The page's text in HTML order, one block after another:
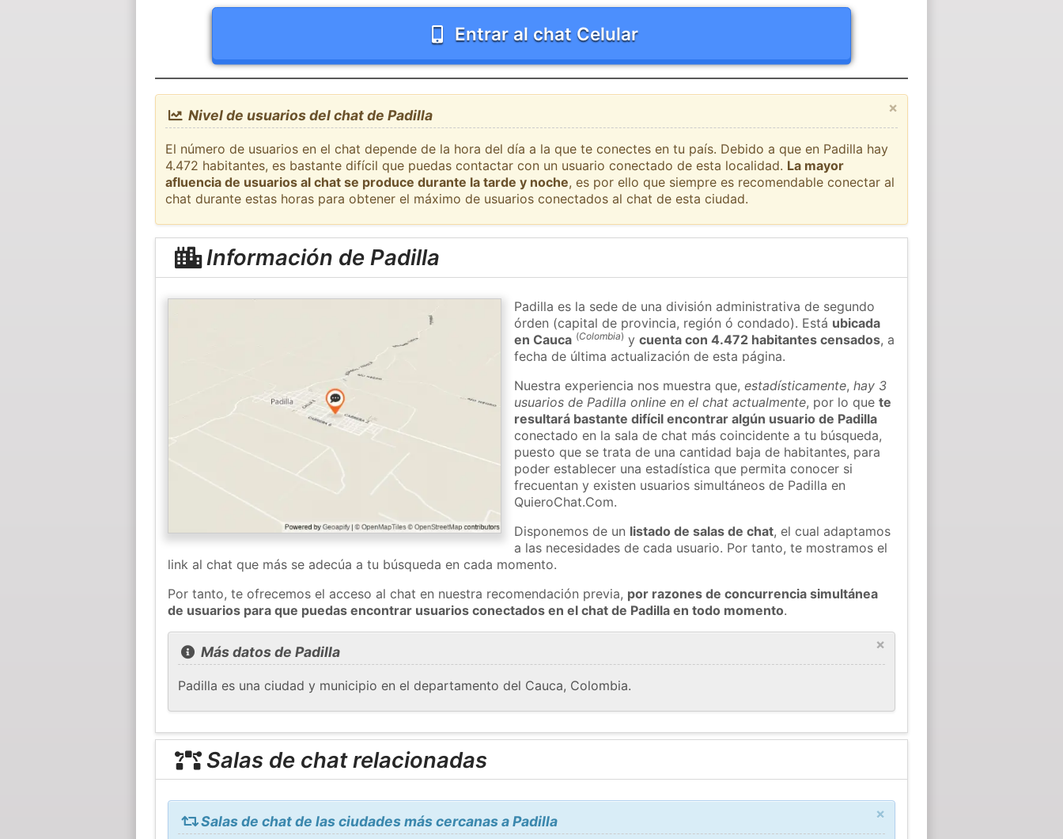
Entrar al chat Celular
×
Nivel de usuarios del chat de Padilla
El número de usuarios en el chat depende de la hora del día a la que te conectes en tu país. Debido a que en Padilla hay
4.472 habitantes, es bastante difícil que puedas contactar con un usuario conectado de esta localidad. La mayor
afluencia de usuarios al chat se produce durante la tarde y noche, es por ello que siempre es recomendable conectar al
chat durante estas horas para obtener el máximo de usuarios conectados al chat de esta ciudad.
Información de Padilla
Padilla es la sede de una división administrativa de segundo
órden (capital de provincia, región ó condado). Está ubicada
en Cauca (Colombia) ycuenta con 4.472 habitantes censados, a
fecha de última actualización de esta página.
Nuestra experiencia nos muestra que,estadísticamente,hay 3
usuarios de Padilla online en el chat actualmente, por lo quete
resultará bastante difícil encontrar algún usuario de Padilla
conectado en la sala de chat más coincidente a tu búsqueda,
puesto que se trata de una cantidad baja de habitantes, para
poder establecer una estadística que permita conocer si
frecuentan y existen usuarios simultáneos de Padilla en
QuieroChat.Com.
Disponemos de un listado de salas de chat, el cual adaptamos
a las necesidades de cada usuario. Por tanto, te mostramos el
link al chat que más se adecúa a tu búsqueda en cada momento.
Por tanto, te ofrecemos el acceso al chat en nuestra recomendación previa, por razones de concurrencia simultánea
de usuarios para que puedas encontrar usuarios conectados en el chat de Padilla en todo momento.
×
Más datos de Padilla
Padilla es una ciudad y municipio en el departamento del Cauca, Colombia.
Salas de chat relacionadas
×
Salas de chat de las ciudades más cercanas a Padilla